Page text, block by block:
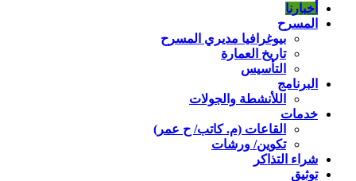
أخبارنا
المسرح
بيوغرافيا مديري المسرح
تاريخ العمارة
التأسيس
البرنامج
اللأنشطة والجولات
خدمات
القاعات (م. كاتب/ ح عمر)
تكوين/ ورشات
شراء التذاكر
توثيق